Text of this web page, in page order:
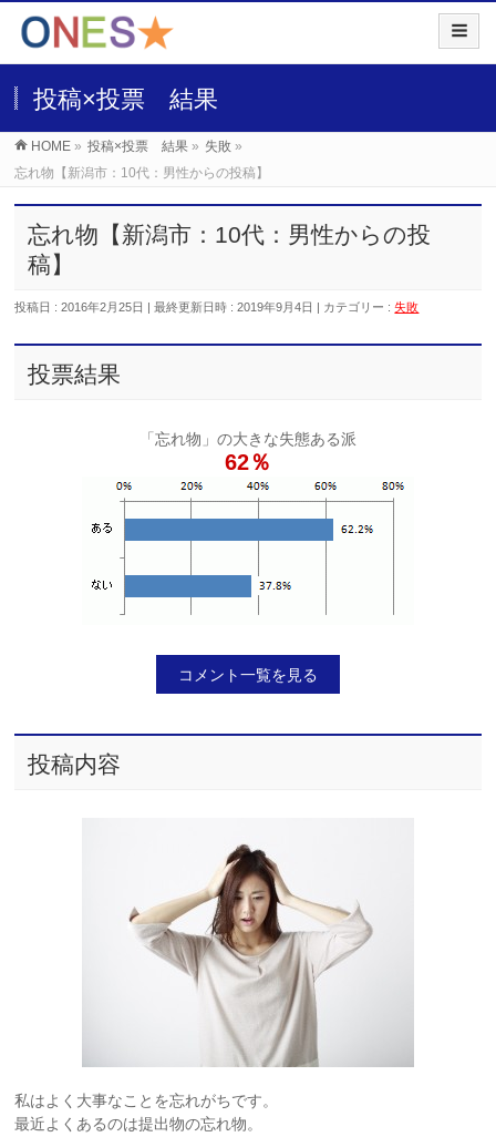
投稿×投票 結果
HOME » 投稿×投票 結果 » 失敗 »
忘れ物【新潟市：10代：男性からの投稿】
忘れ物【新潟市：10代：男性からの投
稿】
投稿日 : 2016年2月25日 最終更新日時 : 2019年9月4日 カテゴリー :失敗
投票結果
「忘れ物」の大きな失態ある派
62％
コメント一覧を見る
投稿内容
私はよく大事なことを忘れがちです。
最近よくあるのは提出物の忘れ物。